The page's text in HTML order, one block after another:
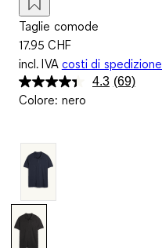
Taglie comode
17.95 CHF
incl. IVA costi di spedizione
4.3 Leggi
(69)
Colore: nero